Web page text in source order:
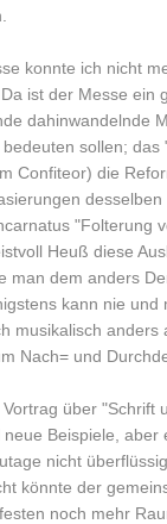
konnte ich nicht
ist der Messe
dahinwandelnde
sollen;
Confiteor) die
"Folterung
Heuß diese
man dem anders
kann nie
musikalisch
Nach= und
über "Schrift
Beispiele,
nicht
könnte der
noch mehr